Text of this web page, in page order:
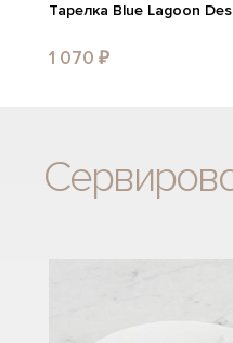
Тарелка Blue Lagoon
1 070 ₽